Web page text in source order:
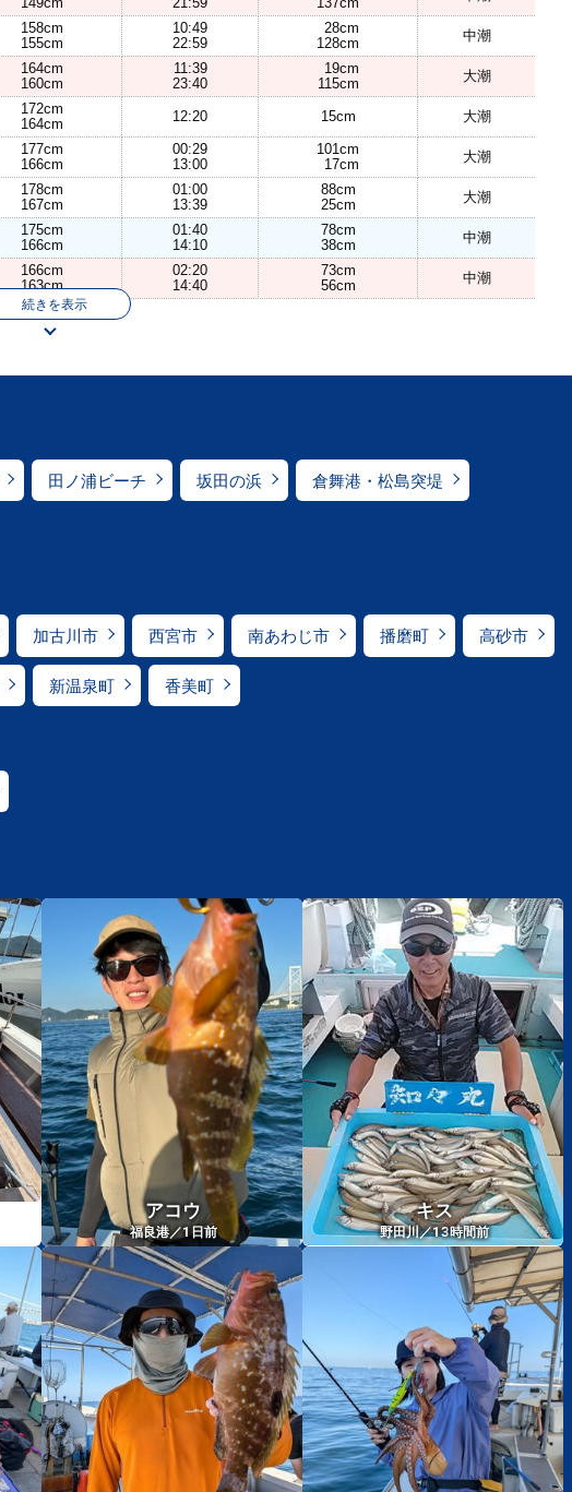
158cm
155cm
10:49
22:59
28cm
128cm
中潮
164cm
160cm
11:39
23:40
19cm
115cm
大潮
172cm
164cm
12:20 15cm 大潮
177cm
166cm
00:29
13:00
101cm
17cm
大潮
178cm
167cm
01:00
13:39
88cm
25cm
大潮
175cm
166cm
01:40
14:10
78cm
38cm
中潮
166cm
163cm
02:20
14:40
73cm
56cm
中潮
続きを表示
田ノ浦ビーチ 坂田の浜 倉舞港・松島突堤
加古川市 西宮市 南あわじ市 播磨町 高砂市
新温泉町 香美町
アコウ
福良港／1日前
キス
野田川／13時間前